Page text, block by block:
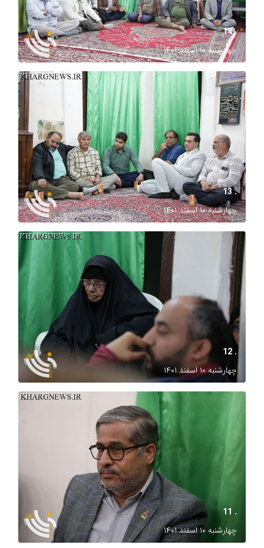
. 14
چهارشنبه ۱۰ اسفند ۱۴۰۱
. 13
چهارشنبه ۱۰ اسفند ۱۴۰۱
. 12
چهارشنبه ۱۰ اسفند ۱۴۰۱
. 11
چهارشنبه ۱۰ اسفند ۱۴۰۱